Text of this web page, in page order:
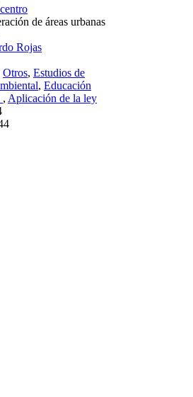
de áreas urbanas
Rojas
Otros, Estudios de
, Educación
, Aplicación de la ley